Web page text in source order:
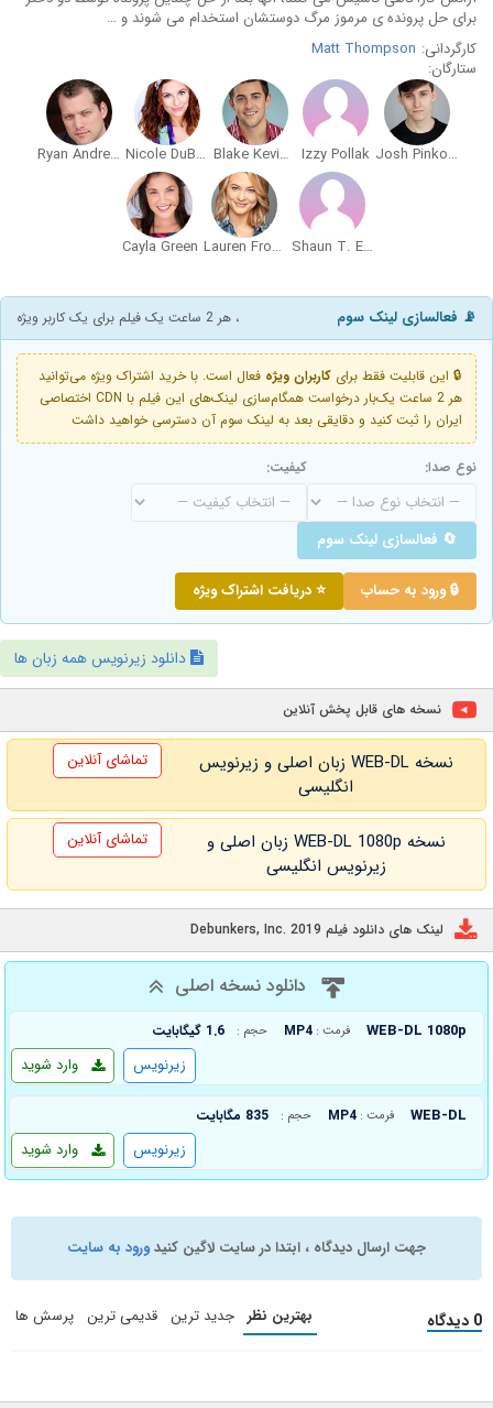
برای حل پرونده ی مرموز مرگ دوستشان استخدام می شوند و …
کارگردانی: Matt Thompson
ستارگان:
Josh Pinkowski
Izzy Pollak
Blake Kevin Dwyer
Nicole DuBois
Ryan Andrews
Shaun T. Evans
Lauren Froderman
Cayla Green
📡 فعالسازی لینک سوم ، هر 2 ساعت یک فیلم برای یک کاربر ویژه
🔒 این قابلیت فقط برای کاربران ویژه فعال است. با خرید اشتراک ویژه می‌توانید
هر 2 ساعت یک‌بار درخواست همگام‌سازی لینک‌های این فیلم با CDN اختصاصی
ایران را ثبت کنید و دقایقی بعد به لینک سوم آن دسترسی خواهید داشت
نوع صدا: کیفیت:
🔄 فعالسازی لینک سوم
🔒 ورود به حساب ⭐ دریافت اشتراک ویژه
دانلود زیرنویس همه زبان ها
نسخه های قابل پخش آنلاین
نسخه WEB-DL زبان اصلی و زیرنویس
انگلیسی
تماشای آنلاین
نسخه WEB-DL 1080p زبان اصلی و
زیرنویس انگلیسی
تماشای آنلاین
لینک های دانلود فیلم Debunkers, Inc. 2019
دانلود نسخه اصلی
WEB-DL 1080p فرمت : MP4 حجم : 1.6 گیگابایت
وارد شوید زیرنویس
WEB-DL فرمت : MP4 حجم : 835 مگابایت
وارد شوید زیرنویس
جهت ارسال دیدگاه ، ابتدا در سایت لاگین کنیدورود به سایت
0 دیدگاه بهترین نظر جدید ترین قدیمی ترین پرسش ها